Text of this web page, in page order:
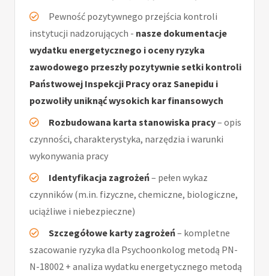
Pewność pozytywnego przejścia kontroli
instytucji nadzorujących - nasze dokumentacje
wydatku energetycznego i oceny ryzyka
zawodowego przeszły pozytywnie setki kontroli
Państwowej Inspekcji Pracy oraz Sanepidu i
pozwoliły uniknąć wysokich kar finansowych
Rozbudowana karta stanowiska pracy– opis
czynności, charakterystyka, narzędzia i warunki
wykonywania pracy
Identyfikacja zagrożeń– pełen wykaz
czynników (m.in. fizyczne, chemiczne, biologiczne,
uciążliwe i niebezpieczne)
Szczegółowe karty zagrożeń– kompletne
szacowanie ryzyka dla Psychoonkolog metodą PN-
N-18002 + analiza wydatku energetycznego metodą